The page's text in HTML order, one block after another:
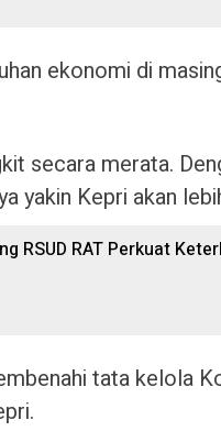
ekonomi di
secara merata.
yakin Kepri akan
RSUD RAT Perkuat
tata kelola